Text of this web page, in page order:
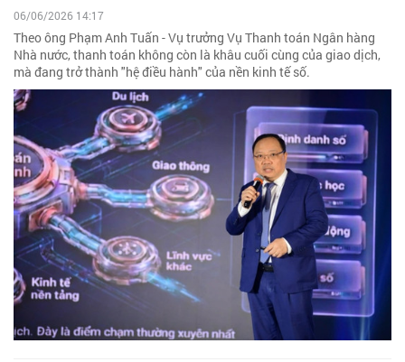
06/06/2026 14:17
Theo ông Phạm Anh Tuấn - Vụ trưởng Vụ Thanh toán Ngân hàng
Nhà nước, thanh toán không còn là khâu cuối cùng của giao dịch,
mà đang trở thành "hệ điều hành" của nền kinh tế số.